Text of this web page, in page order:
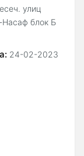
улиц
блок Б
24-02-2023